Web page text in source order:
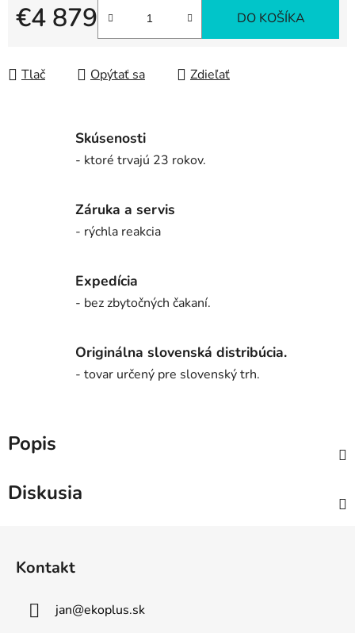
€4 879
Jednotková cena:
DO KOŠÍKA
Tlač Opýtať sa Zdieľať
Skúsenosti
- ktoré trvajú 23 rokov.
Záruka a servis
- rýchla reakcia
Expedícia
- bez zbytočných čakaní.
Originálna slovenská distribúcia.
- tovar určený pre slovenský trh.
Popis
Diskusia
Kontakt
jan@ekoplus.sk